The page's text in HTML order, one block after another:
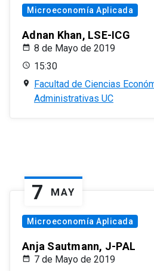
Microeconomía Aplicada
Adnan Khan, LSE-ICG
8 de Mayo de 2019
15:30
Facultad de Ciencias
Administrativas UC
7 MAY
Microeconomía Aplicada
Anja Sautmann, J-PAL
7 de Mayo de 2019